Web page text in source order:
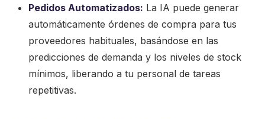
Pedidos Automatizados: La IA puede generar
automáticamente órdenes de compra para tus
proveedores habituales, basándose en las
predicciones de demanda y los niveles de stock
mínimos, liberando a tu personal de tareas
repetitivas.